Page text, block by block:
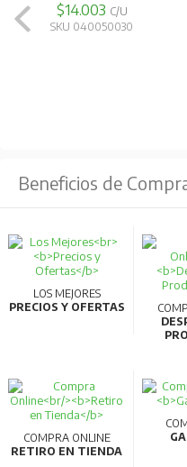
Condiciones de montaje:
$14.003 C/U
SKU 040050030
Beneficios de
LOS MEJORES
PRECIOS Y OFERTAS
COMPRA ONLINE
RETIRO EN TIENDA